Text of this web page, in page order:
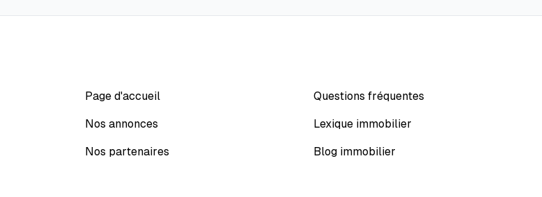
Page d'accueil
Nos annonces
Nos partenaires
Questions fréquentes
Lexique immobilier
Blog immobilier